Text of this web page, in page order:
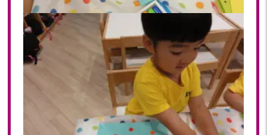
2021年 08月(18)
2021年 07月(20)
2021年 06月(22)
2021年 05月(15)